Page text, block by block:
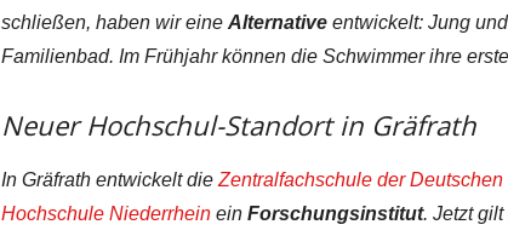
schließen, haben wir eine Alternativeentwickelt: Jung
Familienbad. Im Frühjahr können die Schwimmer ihre
Neuer Hochschul-Standort in Gräfrath
In Gräfrath entwickelt die Zentralfachschule der
Hochschule Niederrheinein Forschungsinstitut. Jetzt gilt